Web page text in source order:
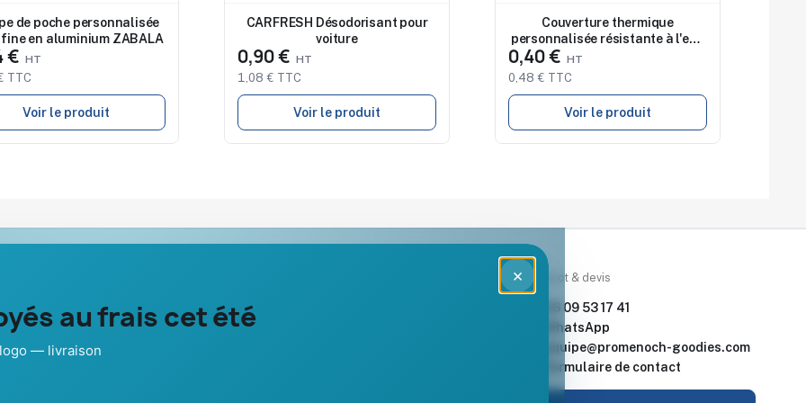
de poche personnalisée
en aluminium ZABALA
€
TTC
Voir le produit
CARFRESH Désodorisant pour
voiture
0,90 €
1,08 € TTC
Voir le produit
Couverture thermique
personnalisée résistante à l'eau
0,40 €
0,48 € TTC
Voir le produit
×
au frais cet été
— livraison
À propos
Nos expertises &
Contact & devis
06 09 53 17 41
WhatsApp
equipe@promenoch-goodies.com
Formulaire de contact